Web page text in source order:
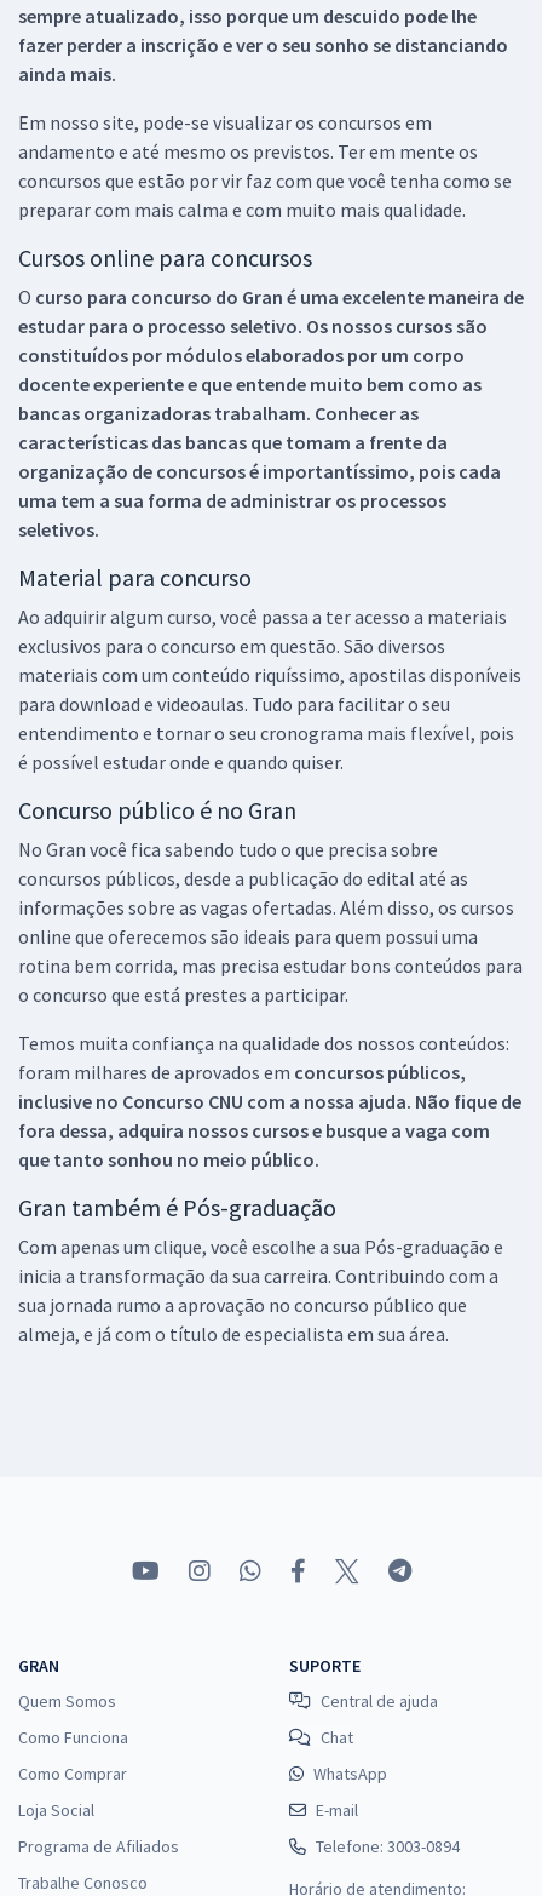
sempre atualizado, isso porque um descuido pode lhe
fazer perder a inscrição e ver o seu sonho se distanciando
ainda mais.
Em nosso site, pode-se visualizar os concursos em
andamento e até mesmo os previstos. Ter em mente os
concursos que estão por vir faz com que você tenha como se
preparar com mais calma e com muito mais qualidade.
Cursos online para concursos
O curso para concurso do Gran é uma excelente maneira de
estudar para o processo seletivo. Os nossos cursos são
constituídos por módulos elaborados por um corpo
docente experiente e que entende muito bem como as
bancas organizadoras trabalham. Conhecer as
características das bancas que tomam a frente da
organização de concursos é importantíssimo, pois cada
uma tem a sua forma de administrar os processos
seletivos.
Material para concurso
Ao adquirir algum curso, você passa a ter acesso a materiais
exclusivos para o concurso em questão. São diversos
materiais com um conteúdo riquíssimo, apostilas disponíveis
para download e videoaulas. Tudo para facilitar o seu
entendimento e tornar o seu cronograma mais flexível, pois
é possível estudar onde e quando quiser.
Concurso público é no Gran
No Gran você fica sabendo tudo o que precisa sobre
concursos públicos, desde a publicação do edital até as
informações sobre as vagas ofertadas. Além disso, os cursos
online que oferecemos são ideais para quem possui uma
rotina bem corrida, mas precisa estudar bons conteúdos para
o concurso que está prestes a participar.
Temos muita confiança na qualidade dos nossos conteúdos:
foram milhares de aprovados em concursos públicos,
inclusive no Concurso CNU com a nossa ajuda. Não fique de
fora dessa, adquira nossos cursos e busque a vaga com
que tanto sonhou no meio público.
Gran também é Pós-graduação
Com apenas um clique, você escolhe a sua Pós-graduação e
inicia a transformação da sua carreira. Contribuindo com a
sua jornada rumo a aprovação no concurso público que
almeja, e já com o título de especialista em sua área.
GRAN
Quem Somos
Como Funciona
Como Comprar
Loja Social
Programa de Afiliados
Trabalhe Conosco
SUPORTE
Central de ajuda
Chat
WhatsApp
E-mail
Telefone: 3003-0894
Horário de atendimento: